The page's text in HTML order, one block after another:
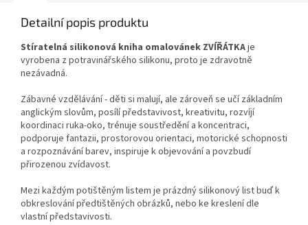
Detailní popis produktu
Stíratelná silikonová kniha omalovánek ZVÍŘÁTKAje
vyrobena z potravinářského silikonu, proto je zdravotně
nezávadná.
Zábavné vzdělávání - děti si malují, ale zároveň se učí základním
anglickým slovům, posílí představivost, kreativitu, rozvíjí
koordinaci ruka-oko, trénuje soustředění a koncentraci,
podporuje fantazii, prostorovou orientaci, motorické schopnosti
a rozpoznávání barev, inspiruje k objevování a povzbudí
přirozenou zvídavost.
Mezi každým potištěným listem je prázdný silikonový list buď k
obkreslování předtištěných obrázků, nebo ke kreslení dle
vlastní představivosti.